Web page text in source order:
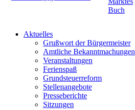
Aktuelles
Grußwort der Bürgermeister
Amtliche Bekanntmachungen
Veranstaltungen
Ferienspaß
Grundsteuerreform
Stellenangebote
Presseberichte
Sitzungen